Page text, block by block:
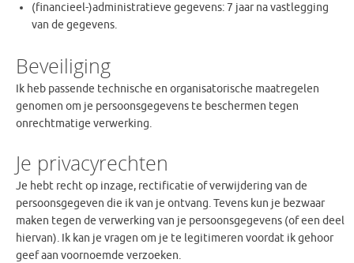
(financieel-)administratieve gegevens: 7 jaar na vastlegging
van de gegevens.
Beveiliging
Ik heb passende technische en organisatorische maatregelen
genomen om je persoonsgegevens te beschermen tegen
onrechtmatige verwerking.
Je privacyrechten
Je hebt recht op inzage, rectificatie of verwijdering van de
persoonsgegeven die ik van je ontvang. Tevens kun je bezwaar
maken tegen de verwerking van je persoonsgegevens (of een deel
hiervan). Ik kan je vragen om je te legitimeren voordat ik gehoor
geef aan voornoemde verzoeken.